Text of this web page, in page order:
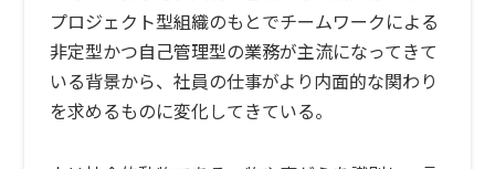
プロジェクト型組織のもとでチームワークによる
非定型かつ自己管理型の業務が主流になってきて
いる背景から、社員の仕事がより内面的な関わり
を求めるものに変化してきている。